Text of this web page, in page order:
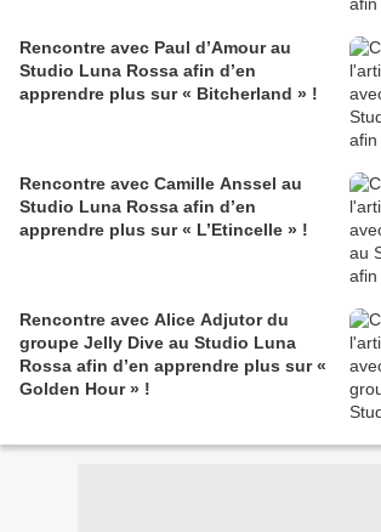
Rencontre avec Paul d’Amour au
Studio Luna Rossa afin d’en
apprendre plus sur « Bitcherland » !
Rencontre avec Camille Anssel au
Studio Luna Rossa afin d’en
apprendre plus sur « L’Etincelle » !
Rencontre avec Alice Adjutor du
groupe Jelly Dive au Studio Luna
Rossa afin d’en apprendre plus sur «
Golden Hour » !